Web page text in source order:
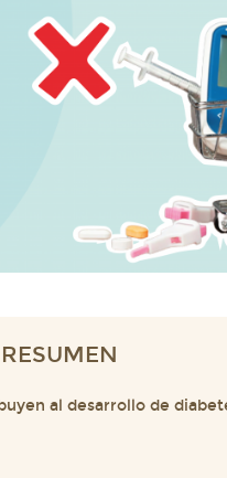
RESUMEN
al desarrollo de